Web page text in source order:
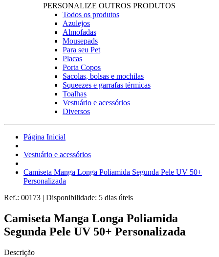
PERSONALIZE OUTROS PRODUTOS
Todos os produtos
Azulejos
Almofadas
Mousepads
Para seu Pet
Placas
Porta Copos
Sacolas, bolsas e mochilas
Squeezes e garrafas térmicas
Toalhas
Vestuário e acessórios
Diversos
Página Inicial
Vestuário e acessórios
Camiseta Manga Longa Poliamida Segunda Pele UV 50+
Personalizada
Ref.: 00173 | Disponibilidade: 5 dias úteis
Camiseta Manga Longa Poliamida
Segunda Pele UV 50+ Personalizada
Descrição